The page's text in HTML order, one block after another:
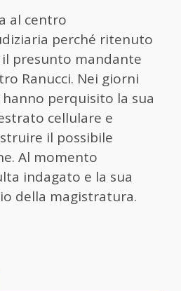
al centro
perché ritenuto
presunto mandante
Ranucci. Nei giorni
perquisito la sua
cellulare e
il possibile
Al momento
indagato e la sua
della magistratura.